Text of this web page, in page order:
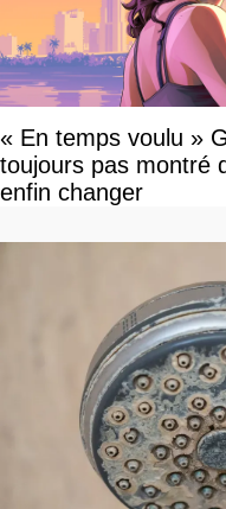
« En temps voulu »
toujours pas montré
enfin changer